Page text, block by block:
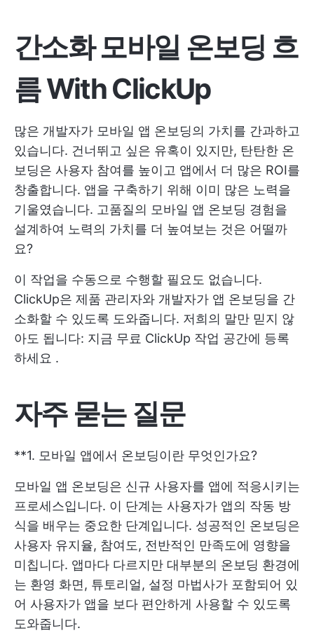
간소화 모바일 온보딩 흐
름With ClickUp
많은 개발자가 모바일 앱 온보딩의 가치를 간과하고
있습니다. 건너뛰고 싶은 유혹이 있지만, 탄탄한 온
보딩은 사용자 참여를 높이고 앱에서 더 많은 ROI를
창출합니다. 앱을 구축하기 위해 이미 많은 노력을
기울였습니다. 고품질의 모바일 앱 온보딩 경험을
설계하여 노력의 가치를 더 높여보는 것은 어떨까
요?
이 작업을 수동으로 수행할 필요도 없습니다.
ClickUp은 제품 관리자와 개발자가 앱 온보딩을 간
소화할 수 있도록 도와줍니다. 저희의 말만 믿지 않
아도 됩니다: 지금 무료 ClickUp 작업 공간에 등록
하세요 .
자주 묻는 질문
**1. 모바일 앱에서 온보딩이란 무엇인가요?
모바일 앱 온보딩은 신규 사용자를 앱에 적응시키는
프로세스입니다. 이 단계는 사용자가 앱의 작동 방
식을 배우는 중요한 단계입니다. 성공적인 온보딩은
사용자 유지율, 참여도, 전반적인 만족도에 영향을
미칩니다. 앱마다 다르지만 대부분의 온보딩 환경에
는 환영 화면, 튜토리얼, 설정 마법사가 포함되어 있
어 사용자가 앱을 보다 편안하게 사용할 수 있도록
도와줍니다.